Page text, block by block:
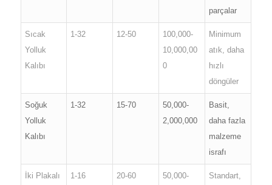
parçalar
Sıcak
Yolluk
Kalıbı
1-32 12-50
100,000-
10,000,00
0
Minimum
atık, daha
hızlı
döngüler
Soğuk
Yolluk
Kalıbı
1-32 15-70
50,000-
2,000,000
Basit,
daha fazla
malzeme
israfı
İki Plakalı
1-16 20-60
50,000-
Standart,